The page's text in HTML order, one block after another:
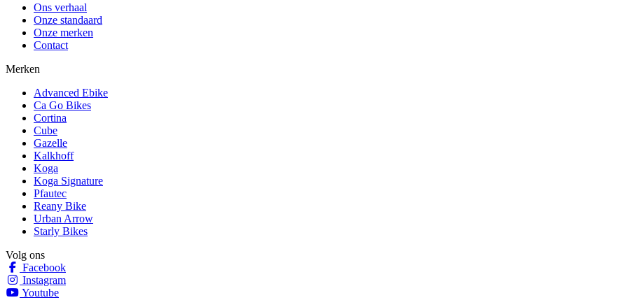
Ons verhaal
Onze standaard
Onze merken
Contact
Merken
Advanced Ebike
Ca Go Bikes
Cortina
Cube
Gazelle
Kalkhoff
Koga
Koga Signature
Pfautec
Reany Bike
Urban Arrow
Starly Bikes
Volg ons
Facebook
Instagram
Youtube